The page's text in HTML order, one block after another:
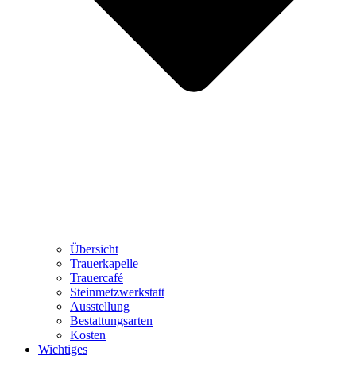
Übersicht
Trauerkapelle
Trauercafé
Steinmetzwerkstatt
Ausstellung
Bestattungsarten
Kosten
Wichtiges